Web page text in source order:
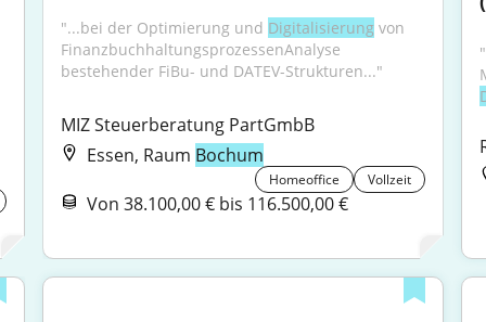
"...bei der Optimierung und Digitalisierung von
FinanzbuchhaltungsprozessenAnalyse
bestehender FiBu- und DATEV-Strukturen..."
MIZ Steuerberatung PartGmbB
Essen, Raum Bochum
Homeoffice Vollzeit
Von 38.100,00 € bis 116.500,00 €